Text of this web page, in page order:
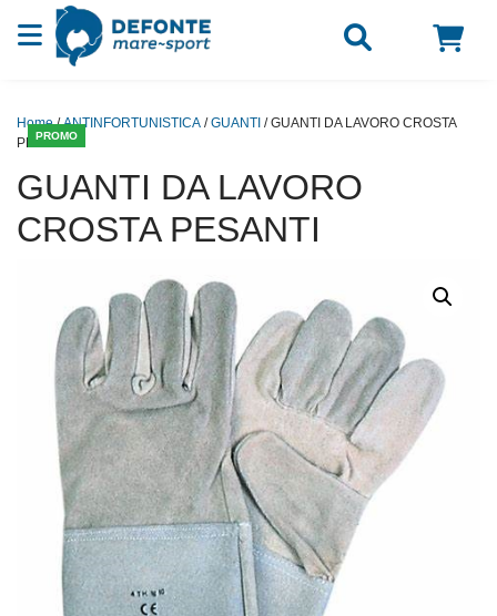
Vai al contenuto
PROMO
Home/ANTINFORTUNISTICA /GUANTI / GUANTI DA LAVORO CROSTA
PESANTI
GUANTI DA LAVORO
CROSTA PESANTI